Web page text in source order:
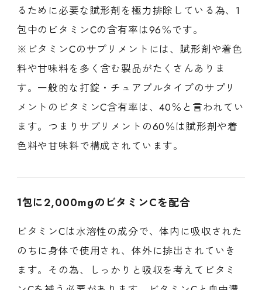
るために必要な賦形剤を極力排除している為、1
包中のビタミンCの含有率は96％です。
※ビタミンCのサプリメントには、賦形剤や着色
料や甘味料を多く含む製品がたくさんありま
す。一般的な打錠・チュアブルタイプのサプリ
メントのビタミンC含有率は、40％と言われてい
ます。つまりサプリメントの60％は賦形剤や着
色料や甘味料で構成されています。
1包に2,000mgのビタミンCを配合
ビタミンCは水溶性の成分で、体内に吸収された
のちに身体で使用され、体外に排出されていき
ます。その為、しっかりと吸収を考えてビタミ